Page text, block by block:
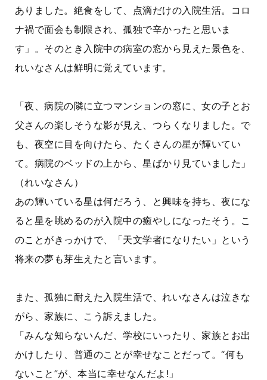
ありました。絶食をして、点滴だけの入院生活。コロ
ナ禍で面会も制限され、孤独で辛かったと思いま
す」。そのとき入院中の病室の窓から見えた景色を、
れいなさんは鮮明に覚えています。
「夜、病院の隣に立つマンションの窓に、女の子とお
父さんの楽しそうな影が見え、つらくなりました。で
も、夜空に目を向けたら、たくさんの星が輝いてい
て。病院のベッドの上から、星ばかり見ていました」
（れいなさん）
あの輝いている星は何だろう、と興味を持ち、夜にな
ると星を眺めるのが入院中の癒やしになったそう。こ
のことがきっかけで、「天文学者になりたい」という
将来の夢も芽生えたと言います。
また、孤独に耐えた入院生活で、れいなさんは泣きな
がら、家族に、こう訴えました。
「みんな知らないんだ、学校にいったり、家族とお出
かけしたり、 普通のことが幸せなことだって。“何も
ないこと”が、本当に幸せなんだよ! 」